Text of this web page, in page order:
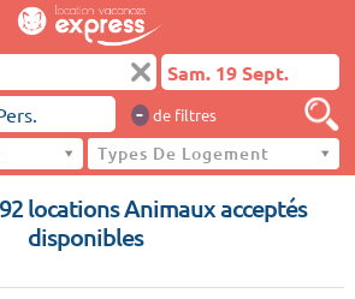
- de filtres
Types De Logement
locations Animaux acceptés
disponibles